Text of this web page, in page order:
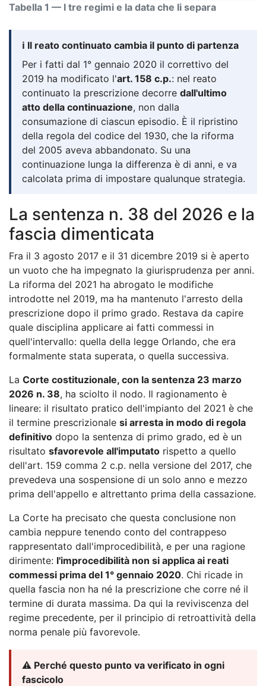
Tabella 1 — I tre regimi e la data che li separa
ℹ️ Il reato continuato cambia il punto di partenza
Per i fatti dal 1° gennaio 2020 il correttivo del
2019 ha modificato l'art. 158 c.p.: nel reato
continuato la prescrizione decorre dall'ultimo
atto della continuazione, non dalla
consumazione di ciascun episodio. È il ripristino
della regola del codice del 1930, che la riforma
del 2005 aveva abbandonato. Su una
continuazione lunga la differenza è di anni, e va
calcolata prima di impostare qualunque strategia.
La sentenza n. 38 del 2026 e la
fascia dimenticata
Fra il 3 agosto 2017 e il 31 dicembre 2019 si è aperto
un vuoto che ha impegnato la giurisprudenza per anni.
La riforma del 2021 ha abrogato le modifiche
introdotte nel 2019, ma ha mantenuto l'arresto della
prescrizione dopo il primo grado. Restava da capire
quale disciplina applicare ai fatti commessi in
quell'intervallo: quella della legge Orlando, che era
formalmente stata superata, o quella successiva.
La Corte costituzionale, con la sentenza 23 marzo
2026 n. 38, ha sciolto il nodo. Il ragionamento è
lineare: il risultato pratico dell'impianto del 2021 è che
il termine prescrizionale si arresta in modo di regola
definitivo dopo la sentenza di primo grado, ed è un
risultato sfavorevole all'imputato rispetto a quello
dell'art. 159 comma 2 c.p. nella versione del 2017, che
prevedeva una sospensione di un solo anno e mezzo
prima dell'appello e altrettanto prima della cassazione.
La Corte ha precisato che questa conclusione non
cambia neppure tenendo conto del contrappeso
rappresentato dall'improcedibilità, e per una ragione
dirimente: l'improcedibilità non si applica ai reati
commessi prima del 1° gennaio 2020. Chi ricade in
quella fascia non ha né la prescrizione che corre né il
termine di durata massima. Da qui la reviviscenza del
regime precedente, per il principio di retroattività della
norma penale più favorevole.
⚠️ Perché questo punto va verificato in ogni
fascicolo